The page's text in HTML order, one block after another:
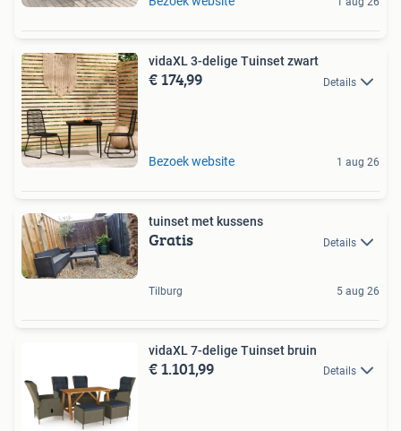
vidaXL 3-delige Tuinset zwart
€ 174,99 Details
Bezoek website 1 aug 26
tuinset met kussens
Gratis Details
Tilburg 5 aug 26
vidaXL 7-delige Tuinset bruin
€ 1.101,99 Details